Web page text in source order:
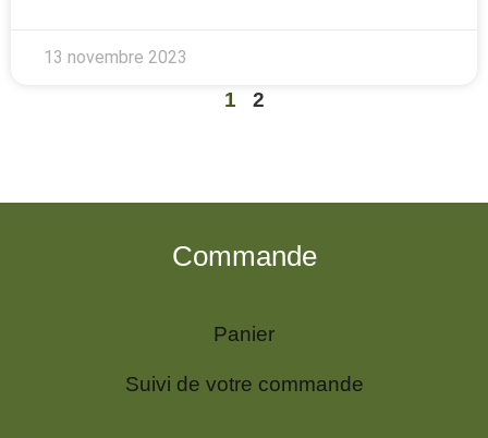
13 novembre 2023
1 2
Commande
Panier
Suivi de votre commande